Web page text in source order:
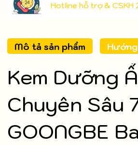
Hotline hỗ trợ & CSKH
Mô tả sản phẩm
Kem Dưỡng
Chuyên Sâu
GOONGBE